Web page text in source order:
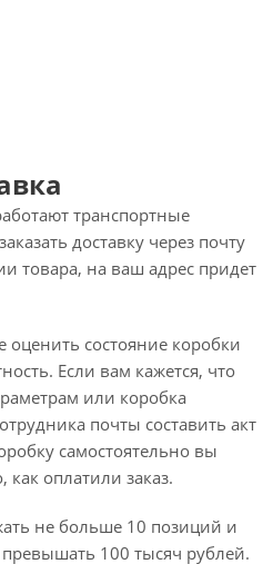
транспортные
доставку через почту
товара, на ваш адрес придет
состояние коробки
Если вам кажется, что
или коробка
почты составить акт
самостоятельно вы
как оплатили заказ.
не больше 10 позиций и
100 тысяч рублей.